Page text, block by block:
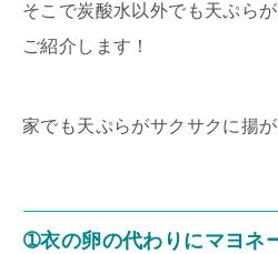
そこで炭酸水以外でも天ぷら
ご紹介します！
家でも天ぷらがサクサクに揚
➀衣の卵の代わりにマヨネ